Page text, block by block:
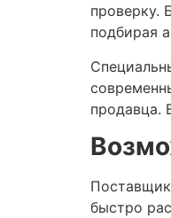
проверку.
подбирая
продавца.
быстро